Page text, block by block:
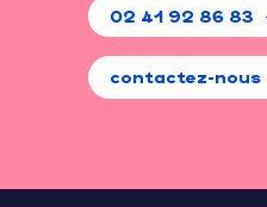
02 41 92 86 83
contactez-nous